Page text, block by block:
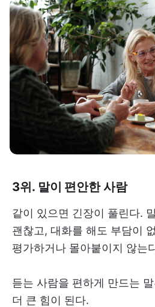
3위. 말이 편안한 사람
같이 있으면 긴장이 풀린다.
괜찮고, 대화를 해도 부담이
평가하거나 몰아붙이지 않는
듣는 사람을 편하게 만드는
더 큰 힘이 된다.